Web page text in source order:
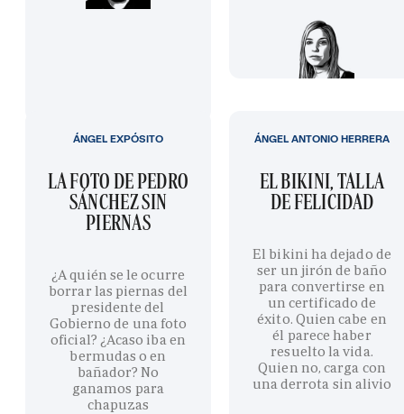
LA FOTO DE PEDRO
SÁNCHEZ SIN
PIERNAS
¿A quién se le ocurre
borrar las piernas del
presidente del
Gobierno de una foto
oficial? ¿Acaso iba en
bermudas o en
bañador? No
ganamos para
chapuzas
ÁNGEL EXPÓSITO
EL BIKINI, TALLA
DE FELICIDAD
El bikini ha dejado de
ser un jirón de baño
para convertirse en
un certificado de
éxito. Quien cabe en
él parece haber
resuelto la vida.
Quien no, carga con
una derrota sin alivio
ÁNGEL ANTONIO HERRERA